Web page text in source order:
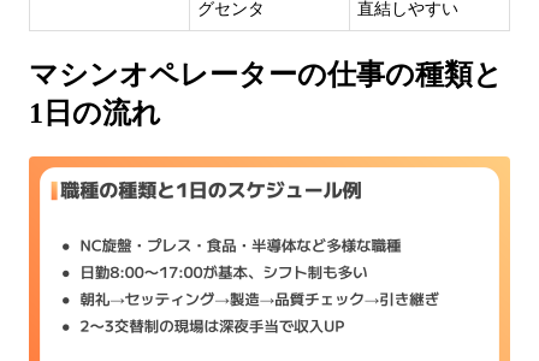
グセンタ 直結しやすい
マシンオペレーターの仕事の種類と
1日の流れ